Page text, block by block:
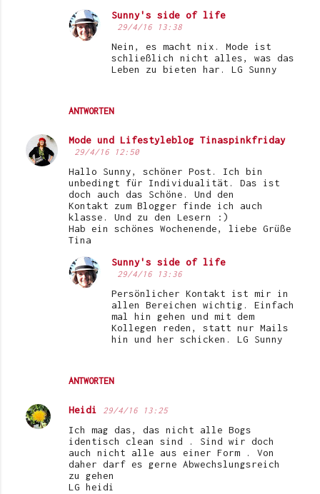
ANTWORTEN
Sunny's side of life
29/4/16 13:38
Nein, es macht nix. Mode ist
schließlich nicht alles, was das
Leben zu bieten har. LG Sunny
Mode und Lifestyleblog Tinaspinkfriday
29/4/16 12:50
Hallo Sunny, schöner Post. Ich bin
unbedingt für Individualität. Das ist
doch auch das Schöne. Und den
Kontakt zum Blogger finde ich auch
klasse. Und zu den Lesern :)
Hab ein schönes Wochenende, liebe Grüße
Tina
ANTWORTEN
Sunny's side of life
29/4/16 13:36
Persönlicher Kontakt ist mir in
allen Bereichen wichtig. Einfach
mal hin gehen und mit dem
Kollegen reden, statt nur Mails
hin und her schicken. LG Sunny
Heidi 29/4/16 13:25
Ich mag das, das nicht alle Bogs
identisch clean sind . Sind wir doch
auch nicht alle aus einer Form . Von
daher darf es gerne Abwechslungsreich
zu gehen
LG heidi